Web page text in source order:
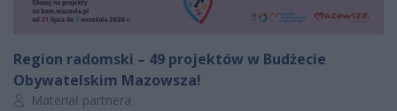
Region radomski – 49 projektów w Budżecie
Obywatelskim Mazowsza!
Autor artykułu:
Materiał partnera